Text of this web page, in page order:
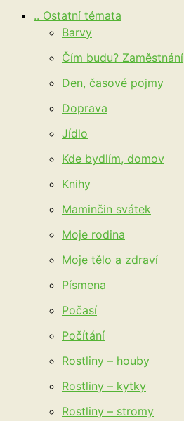
.. Ostatní témata
Barvy
Čím budu? Zaměstnání
Den, časové pojmy
Doprava
Jídlo
Kde bydlím, domov
Knihy
Maminčin svátek
Moje rodina
Moje tělo a zdraví
Písmena
Počasí
Počítání
Rostliny – houby
Rostliny – kytky
Rostliny – stromy